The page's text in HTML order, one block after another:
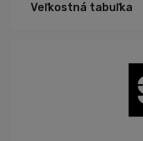
Veľkostná tabuľka